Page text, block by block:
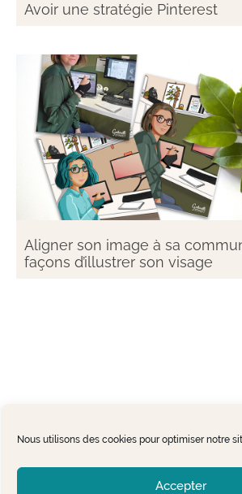
Nous utilisons des cookies pour optimiser notre
Accepter
Avoir une stratégie Pinterest
Aligner son image à sa
façons d’illustrer son visage